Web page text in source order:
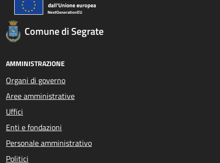
Comune di Segrate
AMMINISTRAZIONE
Organi di governo
Aree amministrative
Uffici
Enti e fondazioni
Personale amministrativo
Politici